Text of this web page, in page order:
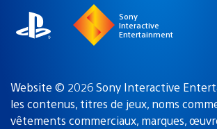
Sony
Interactive
Entertainment
Website © 2026 Sony Interactive
les contenus, titres de jeux, noms
vêtements commerciaux, marques,